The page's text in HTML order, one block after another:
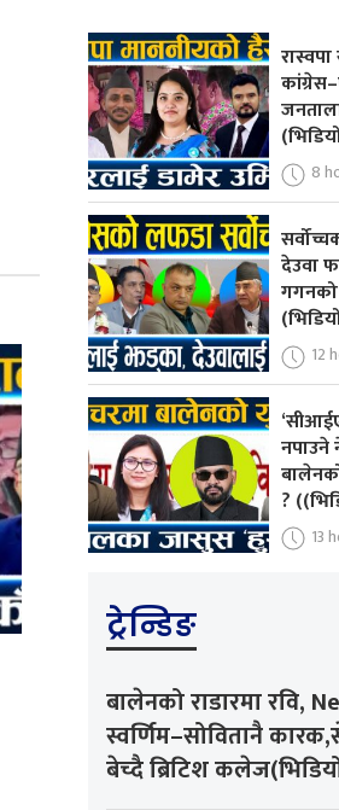
8
देउवा
12
नपाउने
?
13
ट्रेन्डिङ
बालेनको राडारमा
स्वर्णिम–सोवितानै
बेच्दै ब्रिटिश